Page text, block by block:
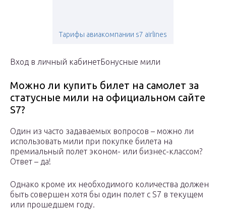
Тарифы авиакомпании s7 airlines
Вход в личный кабинетБонусные мили
Можно ли купить билет на самолет за
статусные мили на официальном сайте
S7?
Один из часто задаваемых вопросов – можно ли
использовать мили при покупке билета на
премиальный полет эконом- или бизнес-классом?
Ответ – да!
Однако кроме их необходимого количества должен
быть совершен хотя бы один полет с S7 в текущем
или прошедшем году.